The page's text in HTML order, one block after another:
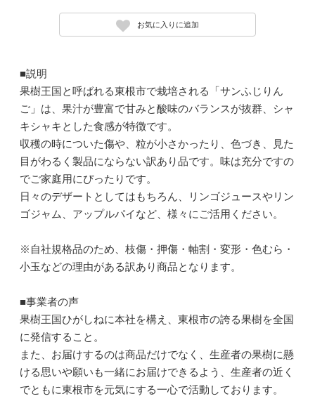
お気に入りに追加
■説明
果樹王国と呼ばれる東根市で栽培される「サンふじりん
ご」は、果汁が豊富で甘みと酸味のバランスが抜群、シャ
キシャキとした食感が特徴です。
収穫の時についた傷や、粒が小さかったり、色づき、見た
目がわるく製品にならない訳あり品です。味は充分ですの
でご家庭用にぴったりです。
日々のデザートとしてはもちろん、リンゴジュースやリン
ゴジャム、アップルパイなど、様々にご活用ください。
※自社規格品のため、枝傷・押傷・軸割・変形・色むら・
小玉などの理由がある訳あり商品となります。
■事業者の声
果樹王国ひがしねに本社を構え、東根市の誇る果樹を全国
に発信すること。
また、お届けするのは商品だけでなく、生産者の果樹に懸
ける思いや願いも一緒にお届けできるよう、生産者の近く
でともに東根市を元気にする一心で活動しております。